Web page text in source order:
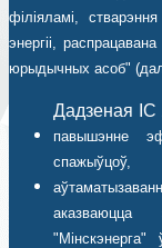
філіяламі,
энергіі,
юрыдычных асоб"
Дадзеная ІС
павышэнне
спажыўцоў,
аказваюцца